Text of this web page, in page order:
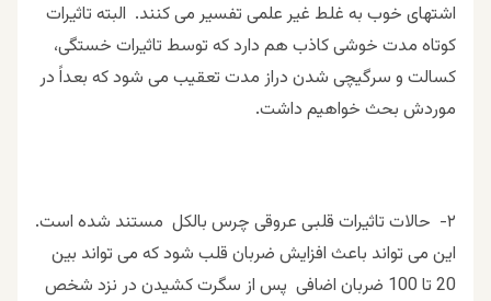
اشتهای خوب به غلط غیر علمی تفسیر می کنند. البته تاثيرات
كوتاه مدت خوشى كاذب هم دارد كه توسط تاثيرات خستگى،
كسالت و سرگیچی شدن دراز مدت تعقيب مى شود كه بعداً در
موردش بحث خواهيم داشت.
٢- حالات تاثيرات قلبی عروقی چرس بالکل مستند شده است.
این می تواند باعث افزایش ضربان قلب شود که می تواند بین
20 تا 100 ضربان اضافى پس از سگرت کشیدن در نزد شخص